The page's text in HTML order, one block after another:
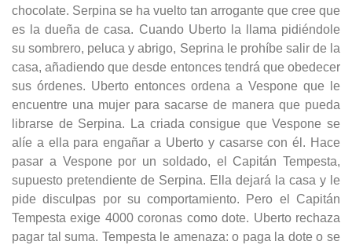
chocolate. Serpina se ha vuelto tan arrogante que cree que
es la dueña de casa. Cuando Uberto la llama pidiéndole
su sombrero, peluca y abrigo, Seprina le prohíbe salir de la
casa, añadiendo que desde entonces tendrá que obedecer
sus órdenes. Uberto entonces ordena a Vespone que le
encuentre una mujer para sacarse de manera que pueda
librarse de Serpina. La criada consigue que Vespone se
alíe a ella para engañar a Uberto y casarse con él. Hace
pasar a Vespone por un soldado, el Capitán Tempesta,
supuesto pretendiente de Serpina. Ella dejará la casa y le
pide disculpas por su comportamiento. Pero el Capitán
Tempesta exige 4000 coronas como dote. Uberto rechaza
pagar tal suma. Tempesta le amenaza: o paga la dote o se